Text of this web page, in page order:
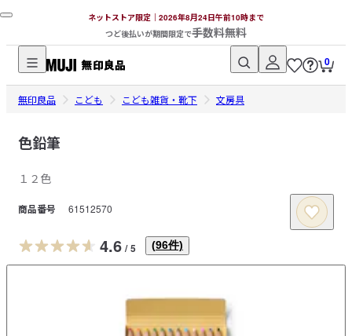
ネットストア限定｜2026年8月24日午前10時まで
つど後払いが期間限定で手数料無料
無
印
品
ッ
ス
ト
0
無印良品 こども こども雑貨・靴下 文房具
色鉛筆
１２色
商品番号 61512570
4.6 / 5 (96件)